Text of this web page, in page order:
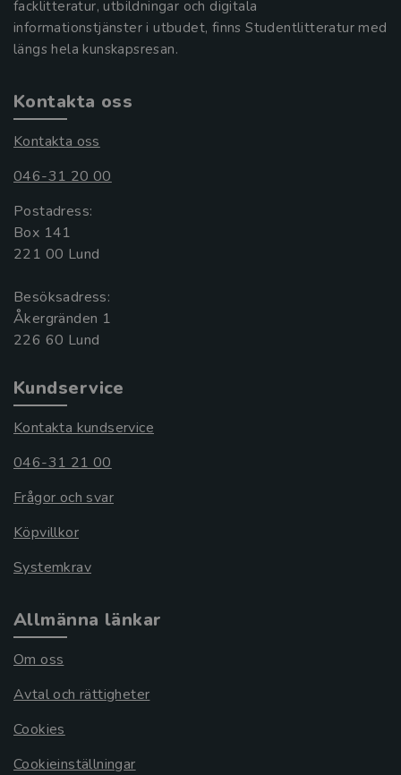
facklitteratur, utbildningar och digitala
informationstjänster i utbudet, finns Studentlitteratur med
längs hela kunskapsresan.
Kontakta oss
Kontakta oss
046-31 20 00
Postadress:
Box 141
221 00 Lund
Besöksadress:
Åkergränden 1
Kundservice
Kontakta kundservice
046-31 21 00
Frågor och svar
Köpvillkor
Systemkrav
Allmänna länkar
Om oss
Avtal och rättigheter
Cookies
Cookieinställningar